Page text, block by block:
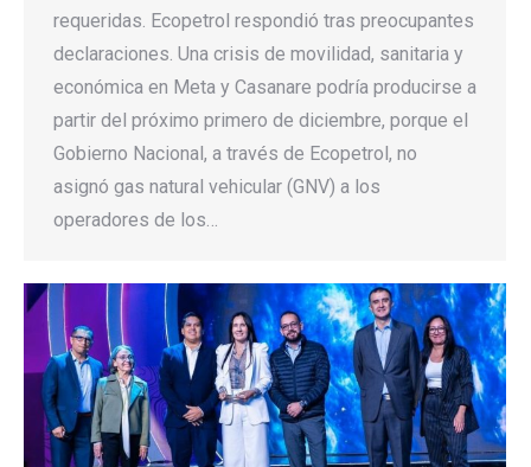
requeridas. Ecopetrol respondió tras preocupantes
declaraciones. Una crisis de movilidad, sanitaria y
económica en Meta y Casanare podría producirse a
partir del próximo primero de diciembre, porque el
Gobierno Nacional, a través de Ecopetrol, no
asignó gas natural vehicular (GNV) a los
operadores de los…